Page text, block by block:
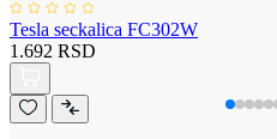
Tesla seckalica FC302W
1.692 RSD